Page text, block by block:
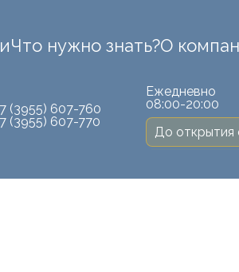
Что нужно знать?О
(3955) 607-760
(3955) 607-770
Ежедневно
08:00-20:00
До открытия